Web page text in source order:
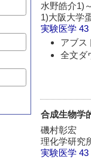
水野皓介1)
1)大阪大学
実験医学
アブス
全文ダ
合成生物学
磯村彰宏
理化学研究
実験医学